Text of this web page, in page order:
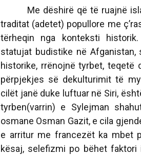
Me dëshirë që të ruajnë
traditat (adetet) popullore me
tërheqin nga konteksti
statujat budistike në
historike, rrënojnë tyrbet,
përpjekjes së dekulturimit të
cilët janë duke luftuar në Siri,
tyrben(varrin) e Sylejman
osmane Osman Gazit, e cila
e arritur me francezët ka mbet
kësaj, selefizmi po bëhet